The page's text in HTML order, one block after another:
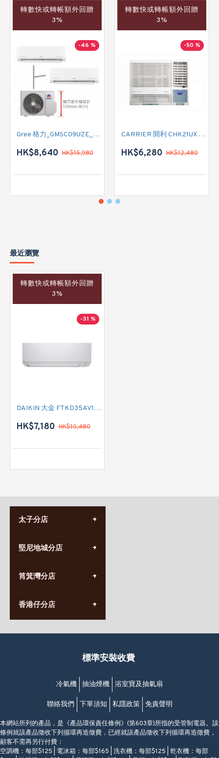
轉數快或轉帳額外回贈
3%
-46 %
Gree 格力_GMSC09UZE_GMSC12UZE_GMSC18UZC_R32 掛牆變頻式1拖2分體冷氣機 (淨冷型)
HK$8,640 HK$15,980
轉數快或轉帳額外回贈
3%
-50 %
CARRIER 開利 CHK21UX 二匹半 變頻淨冷窗口式冷氣機 (附遙控)
HK$6,280 HK$12,480
最近瀏覽
轉數快或轉帳額外回贈
3%
-31 %
DAIKIN 大金 FTKD35AV1H 匹半 R32 420系列 變頻淨冷掛牆分體式冷氣機 (附遙控)
HK$7,180 HK$10,480
太子分店
營業時間:
九龍太子太子道西141號
堅尼地城分店
營業時間:
香港堅尼地城卑路乍街
(堅尼地城地鐵站B出口)
筲箕灣分店
營業時間:
(10:00am-20:30pm)
香港仔分店
營業時間:
香港香港仔成都道20-28號
(黃竹坑地鐵站轉4M專線小巴)
標準安裝收費
冷氣機 抽油煙機 浴室寶及抽氣扇
聯絡我們 下單須知 私隱政策 免責聲明
本網站所列的產品，是《產品環保責任條例》(第603章)所指的受管制電器。該
條例就該產品徵收下列循環再造徵費，已經就該產品徵收下列循環再造徵費，
顧客不需再另行付費：
空調機：每部$125 | 電冰箱：每部$165 | 洗衣機：每部$125 | 乾衣機：每部